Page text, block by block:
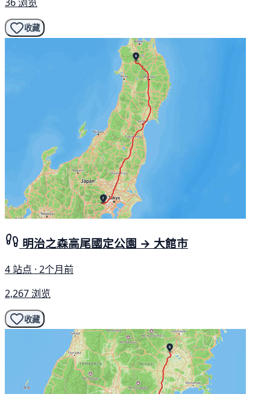
收藏
明治之森高尾國定公園 → 大館市
4 站点 · 2个月前
2,267 浏览
收藏